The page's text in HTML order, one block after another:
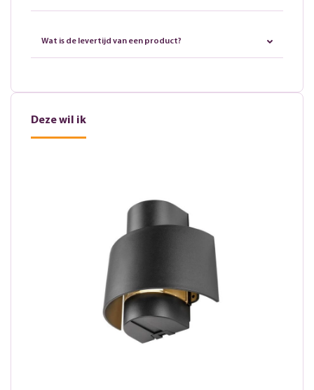
Wat is de levertijd van een product?
Deze wil ik